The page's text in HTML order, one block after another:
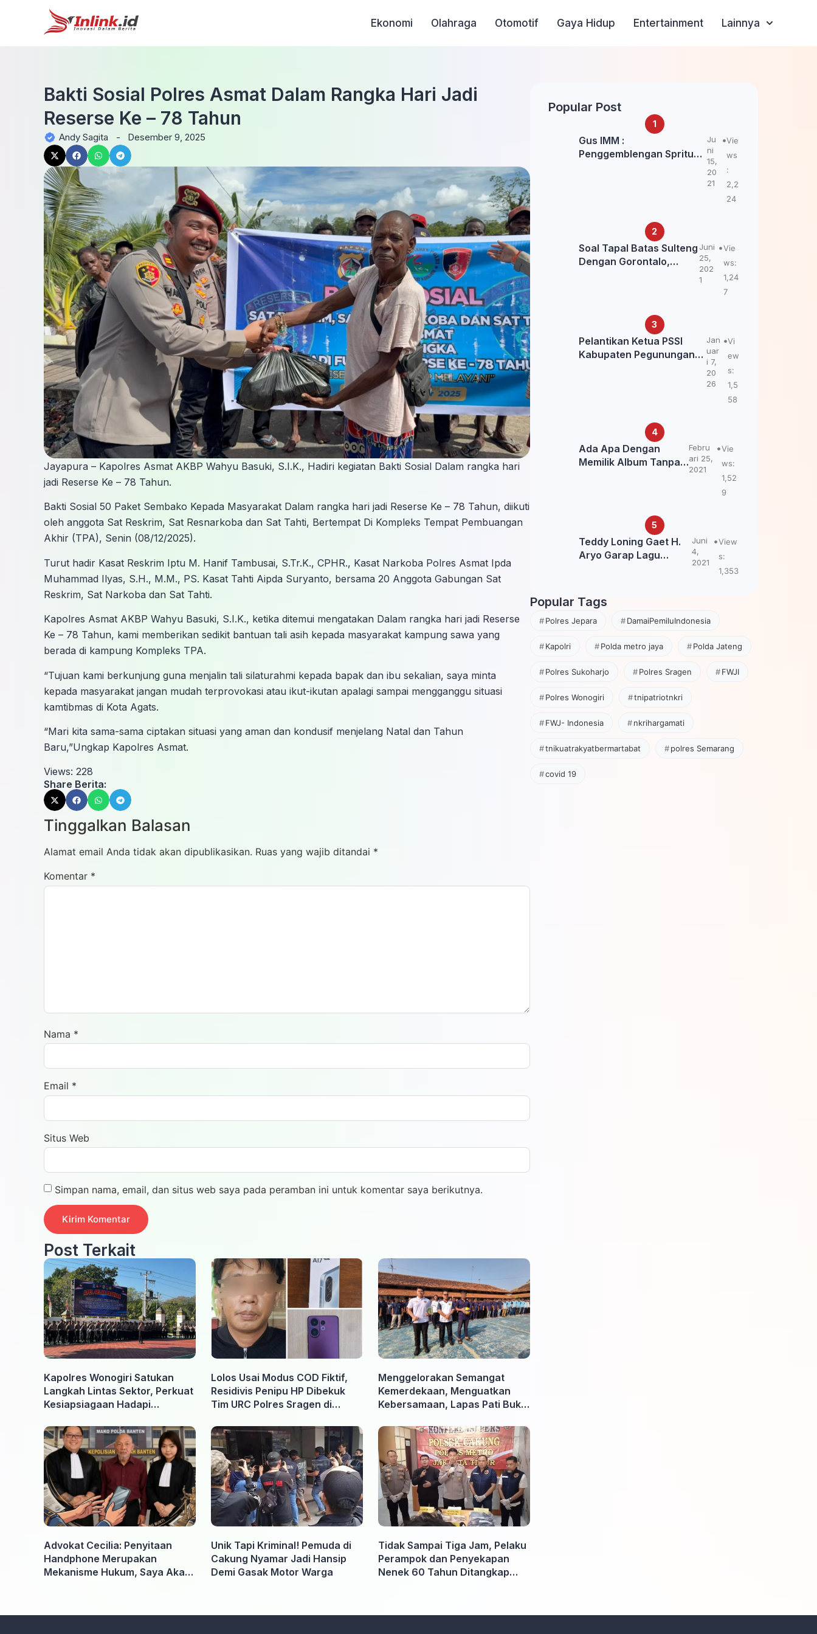
Ekonomi Olahraga Otomotif Gaya Hidup Entertainment Lainnya
Bakti Sosial Polres Asmat Dalam Rangka Hari Jadi
Reserse Ke – 78 Tahun
Andy Sagita - Desember 9, 2025
Jayapura – Kapolres Asmat AKBP Wahyu Basuki, S.I.K., Hadiri kegiatan Bakti Sosial Dalam rangka hari
jadi Reserse Ke – 78 Tahun.
Bakti Sosial 50 Paket Sembako Kepada Masyarakat Dalam rangka hari jadi Reserse Ke – 78 Tahun, diikuti
oleh anggota Sat Reskrim, Sat Resnarkoba dan Sat Tahti, Bertempat Di Kompleks Tempat Pembuangan
Akhir (TPA), Senin (08/12/2025).
Turut hadir Kasat Reskrim Iptu M. Hanif Tambusai, S.Tr.K., CPHR., Kasat Narkoba Polres Asmat Ipda
Muhammad Ilyas, S.H., M.M., PS. Kasat Tahti Aipda Suryanto, bersama 20 Anggota Gabungan Sat
Reskrim, Sat Narkoba dan Sat Tahti.
Kapolres Asmat AKBP Wahyu Basuki, S.I.K., ketika ditemui mengatakan Dalam rangka hari jadi Reserse
Ke – 78 Tahun, kami memberikan sedikit bantuan tali asih kepada masyarakat kampung sawa yang
berada di kampung Kompleks TPA.
“Tujuan kami berkunjung guna menjalin tali silaturahmi kepada bapak dan ibu sekalian, saya minta
kepada masyarakat jangan mudah terprovokasi atau ikut-ikutan apalagi sampai mengganggu situasi
kamtibmas di Kota Agats.
“Mari kita sama-sama ciptakan situasi yang aman dan kondusif menjelang Natal dan Tahun
Baru,”Ungkap Kapolres Asmat.
Views: 228
Share Berita:
Tinggalkan Balasan
Alamat email Anda tidak akan dipublikasikan. Ruas yang wajib ditandai *
Komentar *
Nama *
Email *
Situs Web
Simpan nama, email, dan situs web saya pada peramban ini untuk komentar saya berikutnya.
Post Terkait
Kapolres Wonogiri Satukan
Langkah Lintas Sektor, Perkuat
Kesiapsiagaan Hadapi
Lolos Usai Modus COD Fiktif,
Residivis Penipu HP Dibekuk
Tim URC Polres Sragen di
Menggelorakan Semangat
Kemerdekaan, Menguatkan
Kebersamaan, Lapas Pati Buka
Warga Binaan Antusias Ikuti
Berbagai Perlombaan
Advokat Cecilia: Penyitaan
Handphone Merupakan
Mekanisme Hukum, Saya Akan
Unik Tapi Kriminal! Pemuda di
Cakung Nyamar Jadi Hansip
Demi Gasak Motor Warga
Tidak Sampai Tiga Jam, Pelaku
Perampok dan Penyekapan
Nenek 60 Tahun Ditangkap
Popular Post
Gus IMM :
Penggemblengan Spritual
Ju
ni
15,
20
21
Vie
ws
:
2,2
24
Soal Tapal Batas Sulteng
Dengan Gorontalo,
Juni
25,
202
1
Vie
ws:
1,24
7
Pelantikan Ketua PSSI
Kabupaten Pegunungan
Jan
uar
i 7,
20
26
Vi
ew
s:
1,5
58
Ada Apa Dengan
Memilik Album Tanpa
Febru
ari 25,
2021
Vie
ws:
1,52
9
Teddy Loning Gaet H.
Aryo Garap Lagu
Juni
4,
2021
View
s:
1,353
Popular Tags
Polres Jepara DamaiPemiluIndonesia
Kapolri Polda metro jaya Polda Jateng
Polres Sukoharjo Polres Sragen FWJI
Polres Wonogiri tnipatriotnkri
FWJ- Indonesia nkrihargamati
tnikuatrakyatbermartabat polres Semarang
covid 19